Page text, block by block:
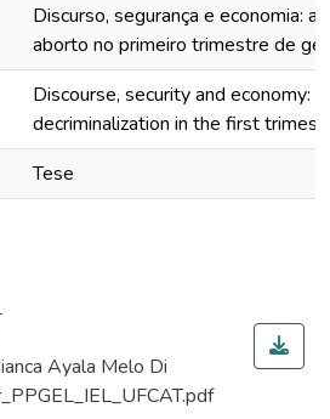
Discurso, segurança e economia: a
aborto no primeiro trimestre de
Discourse, security and economy:
decriminalization in the first
Tese
Ayala Melo Di